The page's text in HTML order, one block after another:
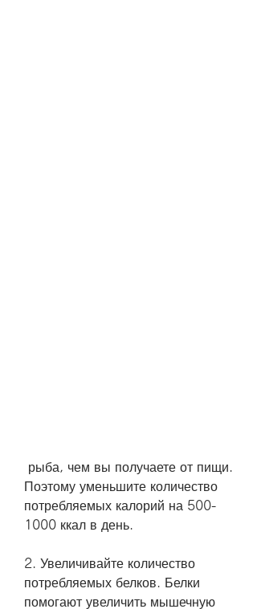
Поэтому уменьшите количество
потребляемых калорий на 500-
1000 ккал в день.
2. Увеличивайте количество
потребляемых белков. Белки
помогают увеличить мышечную